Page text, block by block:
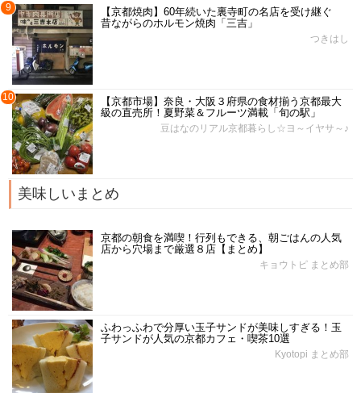
9
【京都焼肉】60年続いた裏寺町の名店を受け継ぐ
昔ながらのホルモン焼肉「三吉」
つきはし
10
【京都市場】奈良・大阪３府県の食材揃う京都最大
級の直売所！夏野菜＆フルーツ満載「旬の駅」
豆はなのリアル京都暮らし☆ヨ～イヤサ～♪
美味しいまとめ
京都の朝食を満喫！行列もできる、朝ごはんの人気
店から穴場まで厳選８店【まとめ】
キョウトピ まとめ部
ふわっふわで分厚い玉子サンドが美味しすぎる！玉
子サンドが人気の京都カフェ・喫茶10選
Kyotopi まとめ部